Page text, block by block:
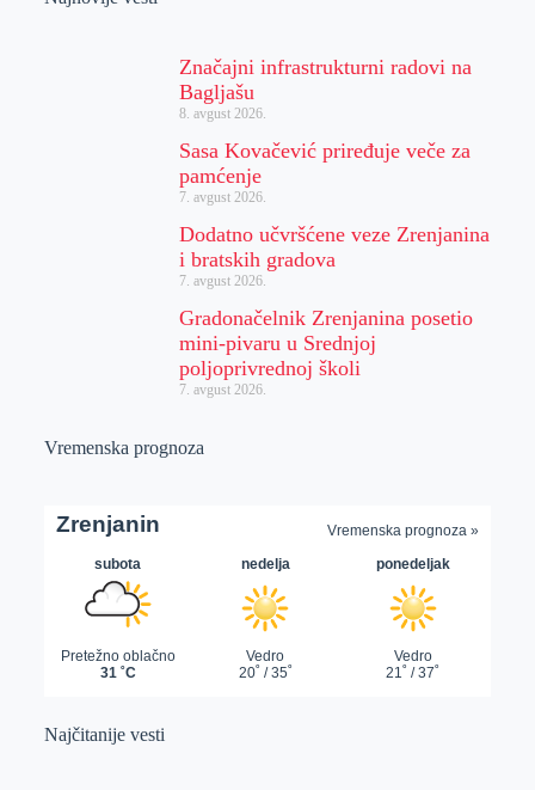
Značajni infrastrukturni radovi na
Bagljašu
8. avgust 2026.
Sasa Kovačević priređuje veče za
pamćenje
7. avgust 2026.
Dodatno učvršćene veze Zrenjanina
i bratskih gradova
7. avgust 2026.
Gradonačelnik Zrenjanina posetio
mini-pivaru u Srednjoj
poljoprivrednoj školi
7. avgust 2026.
Vremenska prognoza
Najčitanije vesti